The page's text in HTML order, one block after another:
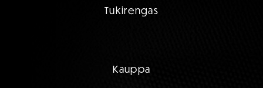
Tukirengas
Kauppa